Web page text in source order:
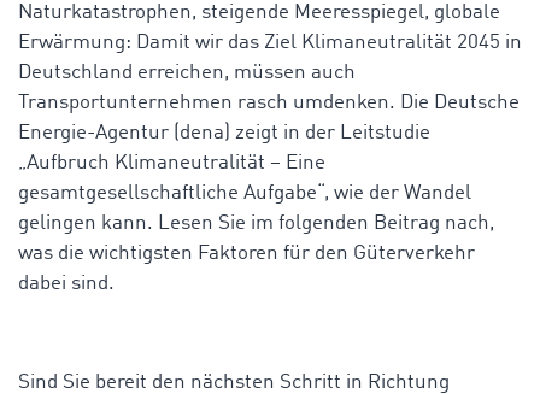
Naturkatastrophen, steigende Meeresspiegel, globale
Erwärmung: Damit wir das Ziel Klimaneutralität 2045 in
Deutschland erreichen, müssen auch
Transportunternehmen rasch umdenken. Die Deutsche
Energie-Agentur (dena) zeigt in der Leitstudie
„Aufbruch Klimaneutralität – Eine
gesamtgesellschaftliche Aufgabe“, wie der Wandel
gelingen kann. Lesen Sie im folgenden Beitrag nach,
was die wichtigsten Faktoren für den Güterverkehr
dabei sind.
Sind Sie bereit den nächsten Schritt in Richtung